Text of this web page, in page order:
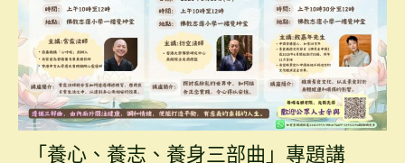
「養心、養志、養身三部曲」專題講